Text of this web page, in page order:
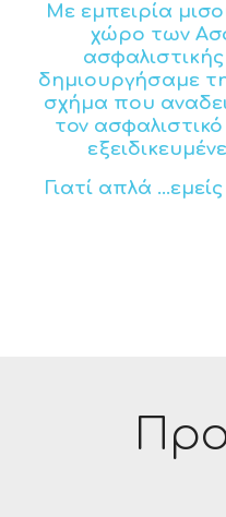
Με εμπειρία
χώρο των
δημιουργήσαμε
σχήμα που
τον
Γιατί απλά